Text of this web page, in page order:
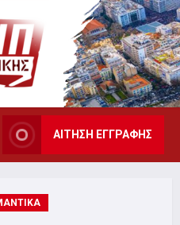
ΑΙΤΗΣΗ ΕΓΓΡΑΦΗΣ